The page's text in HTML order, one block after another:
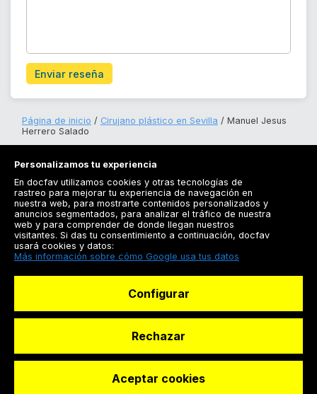
Enviar reseña
Página de inicio Cirujano plástico en Sevilla
Manuel Jesus
Herrero Salado
Registrarse
Docfav
© Dashboard Technologies S.L
Personalizamos tu experiencia
En docfav utilizamos cookies y otras tecnologías de
rastreo para mejorar tu experiencia de navegación en
nuestra web, para mostrarte contenidos personalizados y
anuncios segmentados, para analizar el tráfico de nuestra
web y para comprender de donde llegan nuestros
visitantes. Si das tu consentimiento a continuación, docfav
usará cookies y datos:
Más información sobre cómo Google usa tus datos
Configurar
Rechazar
Aceptar cookies